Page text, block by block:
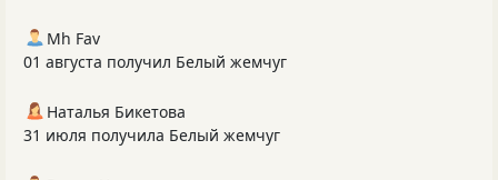
Mh Fav
01 августа получил Белый жемчуг
Наталья Бикетова
31 июля получила Белый жемчуг